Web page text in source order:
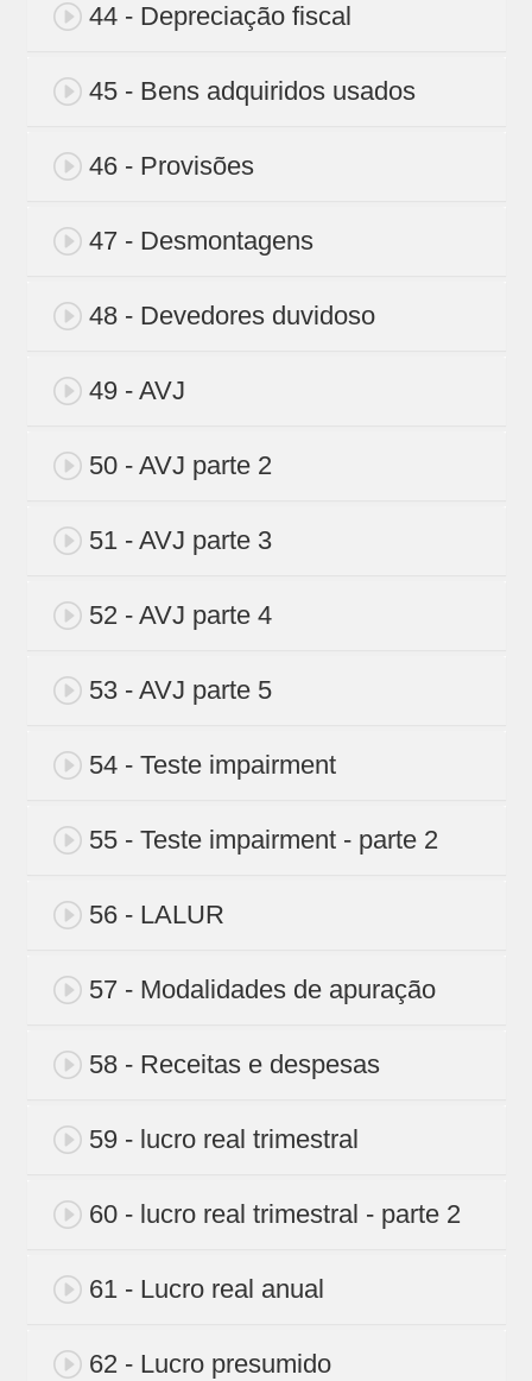
44 - Depreciação fiscal
45 - Bens adquiridos usados
46 - Provisões
47 - Desmontagens
48 - Devedores duvidoso
49 - AVJ
50 - AVJ parte 2
51 - AVJ parte 3
52 - AVJ parte 4
53 - AVJ parte 5
54 - Teste impairment
55 - Teste impairment - parte 2
56 - LALUR
57 - Modalidades de apuração
58 - Receitas e despesas
59 - lucro real trimestral
60 - lucro real trimestral - parte 2
61 - Lucro real anual
62 - Lucro presumido